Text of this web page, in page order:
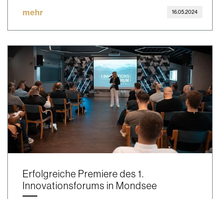
mehr 16.05.2024
Erfolgreiche Premiere des 1.
Innovationsforums in Mondsee